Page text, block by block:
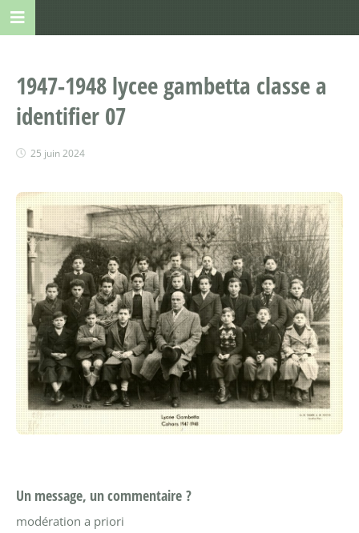
1947-1948 lycee gambetta classe a
identifier 07
25 juin 2024
Un message, un commentaire ?
modération a priori